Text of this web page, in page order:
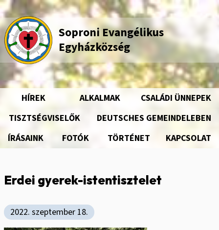
Ugrás
a
tartalomra
Soproni Evangélikus
Egyházközség
navigáció
HÍREK ALKALMAK
CSALÁDI ÜNNEPEK
TISZTSÉGVISELŐK
DEUTSCHES GEMEINDELEBEN
ÍRÁSAINK
FOTÓK TÖRTÉNET KAPCSOLAT
Erdei gyerek-istentisztelet
2022. szeptember 18.